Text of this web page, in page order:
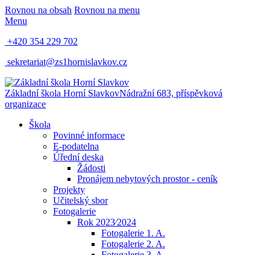
Rovnou na obsah Rovnou na menu
Menu
+420 354 229 702
sekretariat@zs1hornislavkov.cz
Základní škola Horní SlavkovNádražní 683, příspěvková
organizace
Škola
Povinné informace
E-podatelna
Úřední deska
Žádosti
Pronájem nebytových prostor - ceník
Projekty
Učitelský sbor
Fotogalerie
Rok 2023⁄2024
Fotogalerie 1. A.
Fotogalerie 2. A.